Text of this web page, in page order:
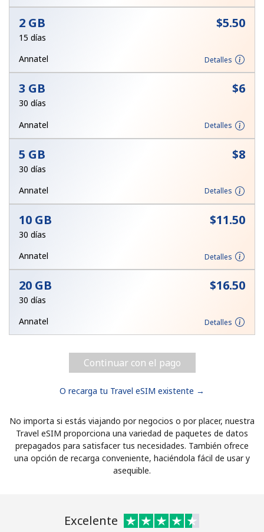
No se ha creado una contraseña
Mínimo 8 caracteres
Una letra mayúscula y una minúscula
Un caracter especial
Mantente en contacto para recibir nuestras mejores
ofertas.
Al abrir una cuenta en este sitio web, estoy de acuerdo con
Inicia sesión oREGÍSTRATE →
¿Olvidaste tu contraseña? →
Iniciar Sesión
Continuar con
2 GB ⁦$5.50⁩
15 días
Annatel
Detalles
3 GB ⁦$6⁩
30 días
Annatel
Detalles
5 GB ⁦$8⁩
30 días
Annatel
Detalles
10 GB ⁦$11.50⁩
30 días
Annatel
Detalles
20 GB ⁦$16.50⁩
30 días
Annatel
Detalles
Continuar con el pago
O recarga tu Travel eSIM existente →
No importa si estás viajando por negocios o por placer, nuestra
Travel eSIM proporciona una variedad de paquetes de datos
prepagados para satisfacer tus necesidades. También ofrece
una opción de recarga conveniente, haciéndola fácil de usar y
asequible.
Excelente